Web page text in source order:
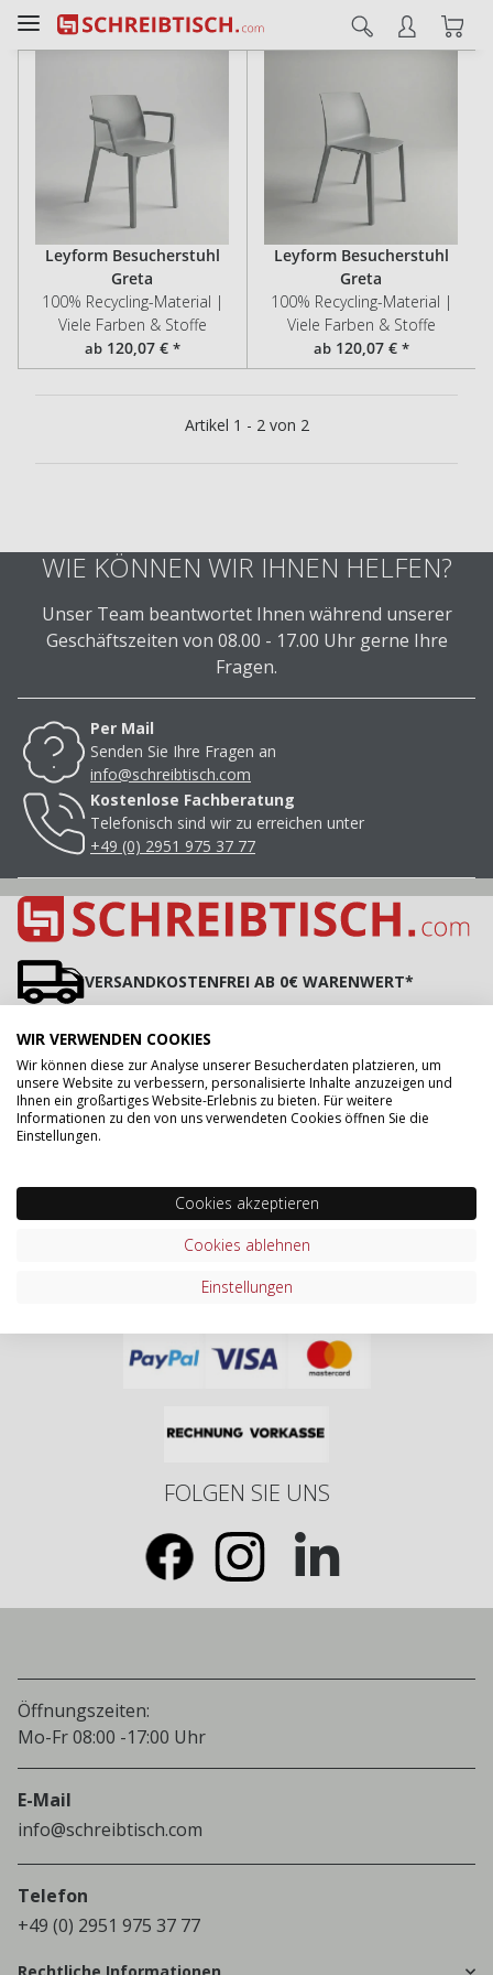
Leyform Besucherstuhl
Greta
100% Recycling-Material |
Viele Farben & Stoffe
ab120,07 € *
Leyform Besucherstuhl
Greta
100% Recycling-Material |
Viele Farben & Stoffe
ab120,07 € *
Artikel 1 - 2 von 2
WIE KÖNNEN WIR IHNEN HELFEN?
Unser Team beantwortet Ihnen während unserer
Geschäftszeiten von 08.00 - 17.00 Uhr gerne Ihre
Fragen.
Per Mail
Senden Sie Ihre Fragen an
info@schreibtisch.com
Kostenlose Fachberatung
Telefonisch sind wir zu erreichen unter
+49 (0) 2951 975 37 77
VERSANDKOSTENFREI AB 0€ WARENWERT*
ZERTIFIZIERUNGEN & PARTNER
ONLINE BEZAHLEN MIT
FOLGEN SIE UNS
Öffnungszeiten:
Mo-Fr 08:00 -17:00 Uhr
E-Mail
info@schreibtisch.com
Telefon
+49 (0) 2951 975 37 77
WIR VERWENDEN COOKIES
Wir können diese zur Analyse unserer Besucherdaten platzieren, um
unsere Website zu verbessern, personalisierte Inhalte anzuzeigen und
Ihnen ein großartiges Website-Erlebnis zu bieten. Für weitere
Informationen zu den von uns verwendeten Cookies öffnen Sie die
Einstellungen.
Cookies akzeptieren
Cookies ablehnen
Einstellungen